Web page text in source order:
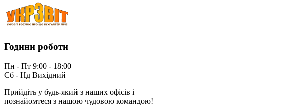
Години роботи
Пн - Пт 9:00 - 18:00
Сб - Нд Вихідний
Прийдіть у будь-який з наших офісів і
познайомтеся з нашою чудовою командою!